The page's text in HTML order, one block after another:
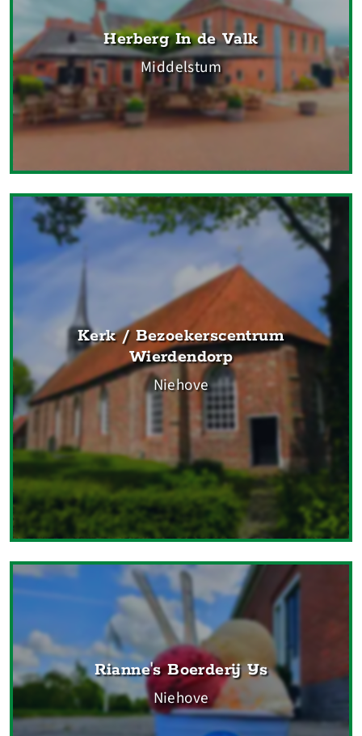
Herberg In de Valk
Middelstum
Kerk / Bezoekerscentrum
Wierdendorp
Niehove
Rianne's Boerderij IJs
Niehove